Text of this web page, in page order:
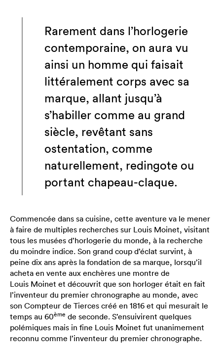
Rarement dans l’horlogerie
contemporaine, on aura vu
ainsi un homme qui faisait
littéralement corps avec sa
marque, allant jusqu’à
s’habiller comme au grand
siècle, revêtant sans
ostentation, comme
naturellement, redingote ou
portant chapeau-claque.
Commencée dans sa cuisine, cette aventure va le mener
à faire de multiples recherches sur Louis Moinet, visitant
tous les musées d’horlogerie du monde, à la recherche
du moindre indice. Son grand coup d’éclat survint, à
peine dix ans après la fondation de sa marque, lorsqu’il
acheta en vente aux enchères une montre de
Louis Moinet et découvrit que son horloger était en fait
l’inventeur du premier chronographe au monde, avec
son Compteur de Tierces créé en 1816 et qui mesurait le
temps au 60ème de seconde. S’ensuivirent quelques
polémiques mais in fine Louis Moinet fut unanimement
reconnu comme l’inventeur du premier chronographe.